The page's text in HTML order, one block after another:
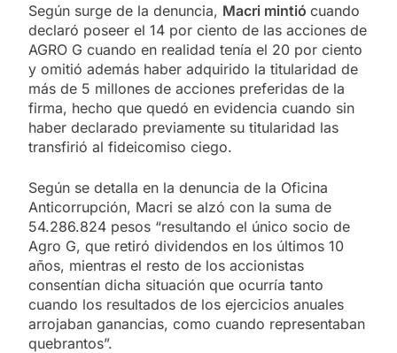
Según surge de la denuncia, Macri mintió cuando
declaró poseer el 14 por ciento de las acciones de
AGRO G cuando en realidad tenía el 20 por ciento
y omitió además haber adquirido la titularidad de
más de 5 millones de acciones preferidas de la
firma, hecho que quedó en evidencia cuando sin
haber declarado previamente su titularidad las
transfirió al fideicomiso ciego.
Según se detalla en la denuncia de la Oficina
Anticorrupción, Macri se alzó con la suma de
54.286.824 pesos “resultando el único socio de
Agro G, que retiró dividendos en los últimos 10
años, mientras el resto de los accionistas
consentían dicha situación que ocurría tanto
cuando los resultados de los ejercicios anuales
arrojaban ganancias, como cuando representaban
quebrantos”.